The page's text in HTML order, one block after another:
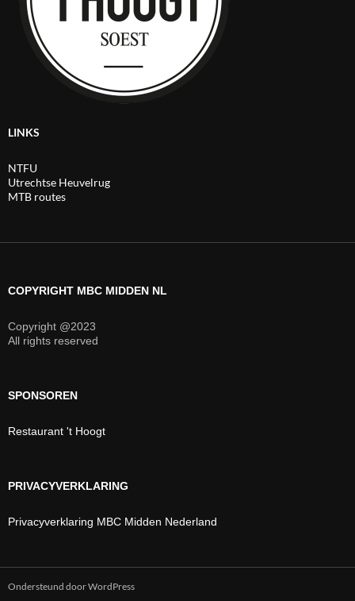
LINKS
NTFU
Utrechtse Heuvelrug
MTB routes
COPYRIGHT MBC MIDDEN NL
Copyright @2023
All rights reserved
SPONSOREN
Restaurant 't Hoogt
PRIVACYVERKLARING
Privacyverklaring MBC Midden Nederland
Ondersteund door WordPress